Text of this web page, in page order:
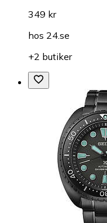
349 kr
hos 24.se
+2 butiker